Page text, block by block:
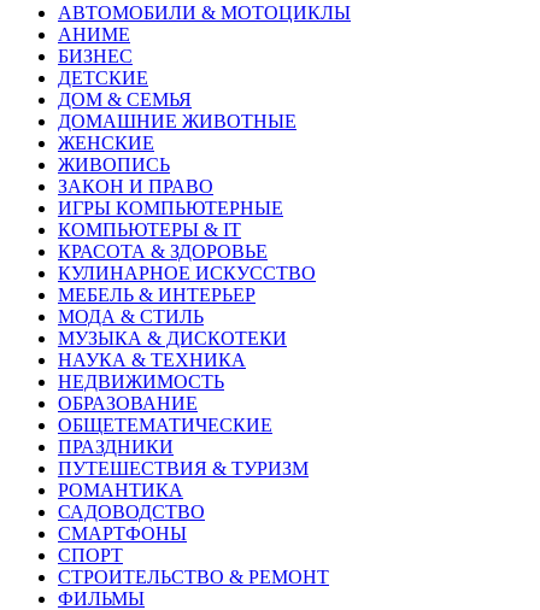
АВТОМОБИЛИ & МОТОЦИКЛЫ
АНИМЕ
БИЗНЕС
ДЕТСКИЕ
ДОМ & СЕМЬЯ
ДОМАШНИЕ ЖИВОТНЫЕ
ЖЕНСКИЕ
ЖИВОПИСЬ
ЗАКОН И ПРАВО
ИГРЫ КОМПЬЮТЕРНЫЕ
КОМПЬЮТЕРЫ & IT
КРАСОТА & ЗДОРОВЬЕ
КУЛИНАРНОЕ ИСКУССТВО
МЕБЕЛЬ & ИНТЕРЬЕР
МОДА & СТИЛЬ
МУЗЫКА & ДИСКОТЕКИ
НАУКА & ТЕХНИКА
НЕДВИЖИМОСТЬ
ОБРАЗОВАНИЕ
ОБЩЕТЕМАТИЧЕСКИЕ
ПРАЗДНИКИ
ПУТЕШЕСТВИЯ & ТУРИЗМ
РОМАНТИКА
САДОВОДСТВО
СМАРТФОНЫ
СПОРТ
СТРОИТЕЛЬСТВО & РЕМОНТ
ФИЛЬМЫ